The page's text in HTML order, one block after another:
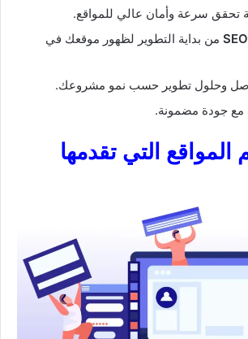
تحقق سرعة وأمان عالي للمواقع.
SEO من بداية التطوير لظهور موقعك في
وحلول تطوير حسب نمو مشروعك.
مع جودة مضمونة.
المواقع التي تقدمها